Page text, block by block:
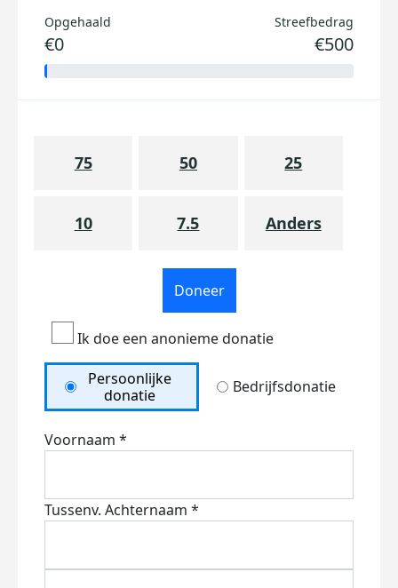
Opgehaald
€0
Streefbedrag
€500
75 50 25
10 7.5 Anders
Doneer
Ik doe een anonieme donatie
Persoonlijke
donatie
Bedrijfsdonatie
Voornaam *
Tussenv. Achternaam *